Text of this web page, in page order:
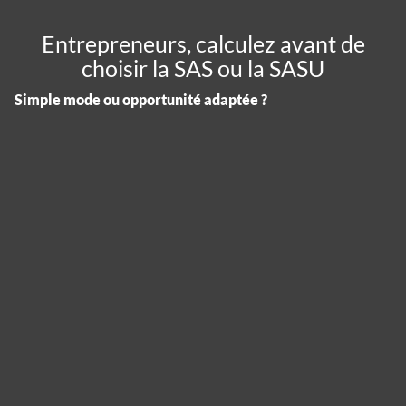
Entrepreneurs, calculez avant de
choisir la SAS ou la SASU
Simple mode ou opportunité adaptée ?